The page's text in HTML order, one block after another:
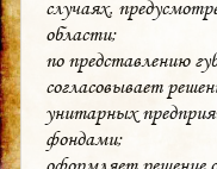
случаях,
области;
по представлению
согласовывает
унитарных
фондами;